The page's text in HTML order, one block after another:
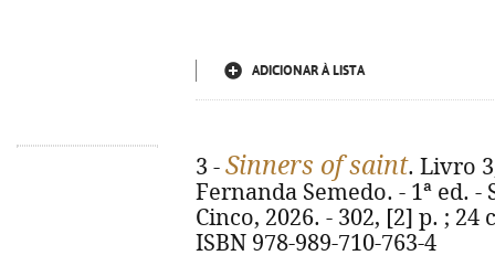
ADICIONAR À LISTA
3 - Sinners of saint. Livro
Fernanda Semedo. - 1ª ed. -
Cinco, 2026. - 302, [2] p. ;
ISBN 978-989-710-763-4